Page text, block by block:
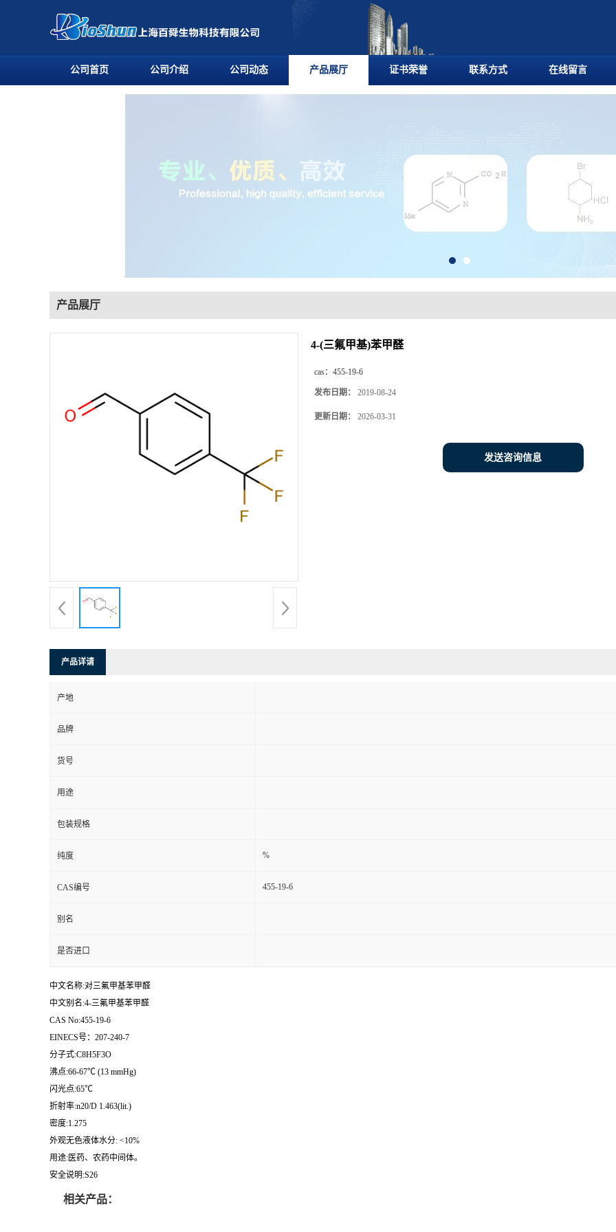
公司首页 公司介绍 公司动态 产品展厅 证书荣誉 联系方式 在线留言
产品展厅
4-(三氟甲基)苯甲醛
cas： 455-19-6
发布日期： 2019-08-24
更新日期： 2026-03-31
发送咨询信息
产品详请
产地
品牌
货号
用途
包装规格
纯度 %
CAS编号 455-19-6
别名
是否进口
中文名称:对三氟甲基苯甲醛
中文别名:4-三氟甲基苯甲醛
CAS No:455-19-6
EINECS号：207-240-7
分子式:C8H5F3O
沸点:66-67℃ (13 mmHg)
闪光点:65℃
折射率:n20/D 1.463(lit.)
密度:1.275
外观无色液体水分: <10%
用途:医药、农药中间体。
安全说明:S26
相关产品：